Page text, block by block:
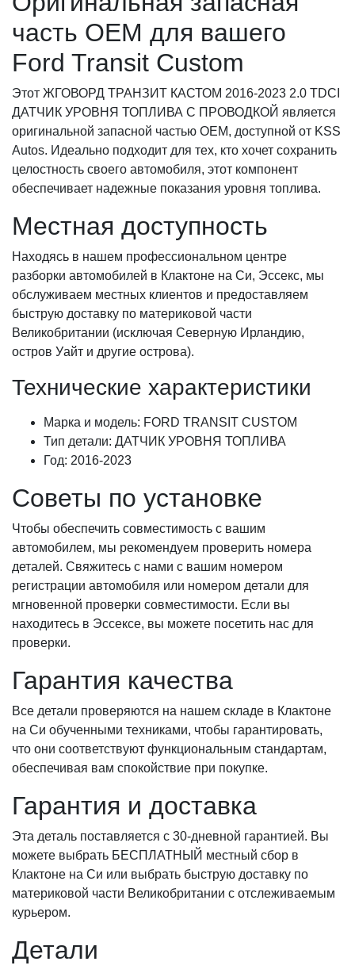
часть OEM для вашего
Ford Transit Custom
Этот ЖГОВОРД ТРАНЗИТ КАСТОМ 2016-2023 2.0 TDCI
ДАТЧИК УРОВНЯ ТОПЛИВА С ПРОВОДКОЙ является
оригинальной запасной частью OEM, доступной от KSS
Autos. Идеально подходит для тех, кто хочет сохранить
целостность своего автомобиля, этот компонент
обеспечивает надежные показания уровня топлива.
Местная доступность
Находясь в нашем профессиональном центре
разборки автомобилей в Клактоне на Си, Эссекс, мы
обслуживаем местных клиентов и предоставляем
быструю доставку по материковой части
Великобритании (исключая Северную Ирландию,
остров Уайт и другие острова).
Технические характеристики
Марка и модель: FORD TRANSIT CUSTOM
Тип детали: ДАТЧИК УРОВНЯ ТОПЛИВА
Год: 2016-2023
Советы по установке
Чтобы обеспечить совместимость с вашим
автомобилем, мы рекомендуем проверить номера
деталей. Свяжитесь с нами с вашим номером
регистрации автомобиля или номером детали для
мгновенной проверки совместимости. Если вы
находитесь в Эссексе, вы можете посетить нас для
проверки.
Гарантия качества
Все детали проверяются на нашем складе в Клактоне
на Си обученными техниками, чтобы гарантировать,
что они соответствуют функциональным стандартам,
обеспечивая вам спокойствие при покупке.
Гарантия и доставка
Эта деталь поставляется с 30-дневной гарантией. Вы
можете выбрать БЕСПЛАТНЫЙ местный сбор в
Клактоне на Си или выбрать быструю доставку по
материковой части Великобритании с отслеживаемым
курьером.
Детали